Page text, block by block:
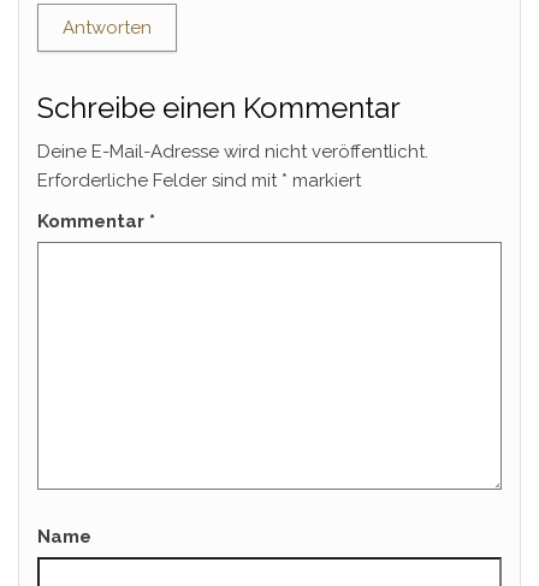
Antworten
Schreibe einen Kommentar
Deine E-Mail-Adresse wird nicht veröffentlicht.
Erforderliche Felder sind mit * markiert
Kommentar *
Name